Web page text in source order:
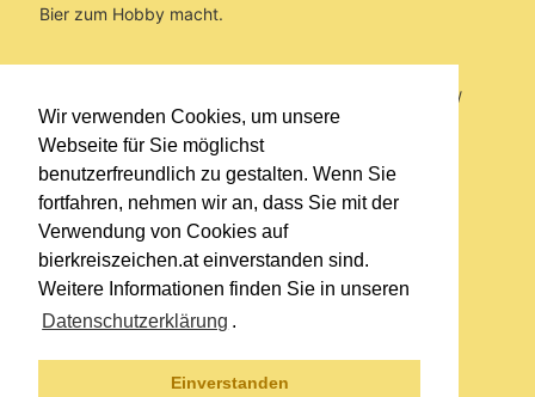
Wir verwenden Cookies, um unsere
Webseite für Sie möglichst
benutzerfreundlich zu gestalten. Wenn Sie
fortfahren, nehmen wir an, dass Sie mit der
Verwendung von Cookies auf
bierkreiszeichen.at einverstanden sind.
Weitere Informationen finden Sie in unseren
Datenschutzerklärung .
Einverstanden
Bier zum Hobby macht.
Sie befinden sich auf https://www.bierkreiszeichen.at/
im Pfad:Bierkreiszeichen/Gesammelte Biere
Erstellt: 2026-08-08
Links
Impressum
Datenschutzerklärung